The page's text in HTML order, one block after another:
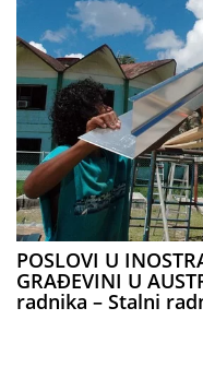
POSLOVI U
GRAĐEVINI U
radnika – Stalni